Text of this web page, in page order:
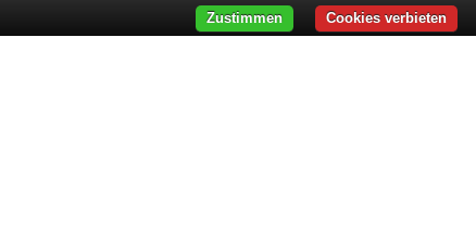
Cookies verbieten
Zustimmen